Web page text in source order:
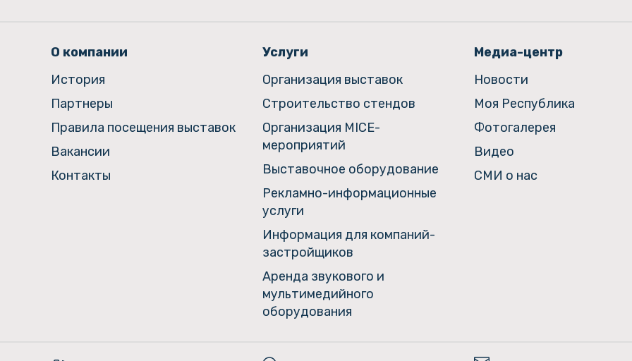
О компании
История
Партнеры
Правила посещения выставок
Вакансии
Контакты
Услуги
Организация выставок
Строительство стендов
Организация MICE-
мероприятий
Выставочное оборудование
Рекламно-информационные
услуги
Информация для компаний-
застройщиков
Аренда звукового и
мультимедийного
оборудования
Медиа-центр
Новости
Моя Республика
Фотогалерея
Видео
СМИ о нас